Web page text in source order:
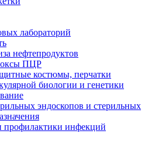
лабораторий
нефтепродуктов
ПЦР
костюмы, перчатки
биологии и генетики
эндоскопов и стерильных
профилактики инфекций